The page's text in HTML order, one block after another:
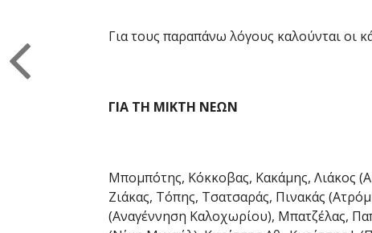
Για τους παραπάνω λόγους καλούνται οι
ΓΙΑ ΤΗ ΜΙΚΤΗ ΝΕΩΝ
Μπομπότης, Κόκκοβας, Κακάμης, Λιάκος
Ζιάκας, Τόπης, Τσατσαράς, Πινακάς
(Αναγέννηση Καλοχωρίου), Μπατζέλας,